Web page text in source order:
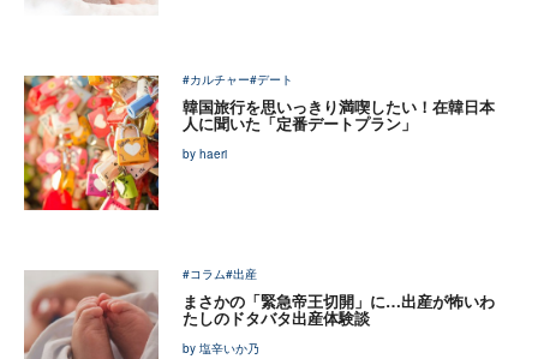
#カルチャー#デート
韓国旅行を思いっきり満喫したい！在韓日本
人に聞いた「定番デートプラン」
by haeri
#コラム#出産
まさかの「緊急帝王切開」に…出産が怖いわ
たしのドタバタ出産体験談
by 塩辛いか乃